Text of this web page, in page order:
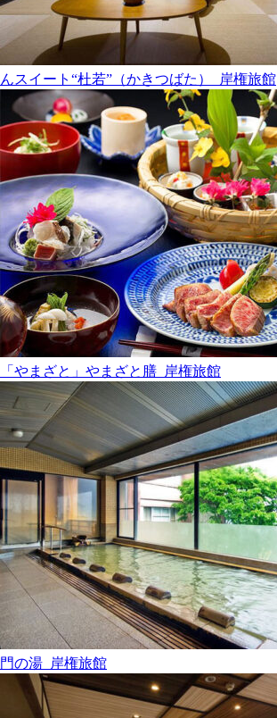
んスイート“杜若”（かきつばた）_岸権旅館
「やまざと」やまざと膳_岸権旅館
門の湯_岸権旅館